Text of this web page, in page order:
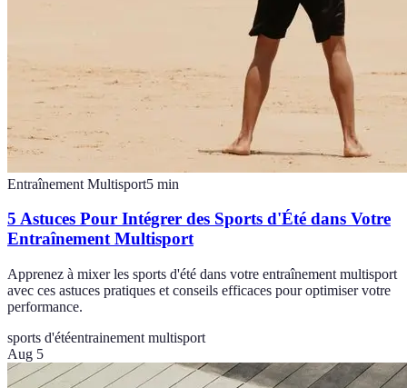
Entraînement Multisport5 min
5 Astuces Pour Intégrer des Sports d'Été dans Votre
Entraînement Multisport
Apprenez à mixer les sports d'été dans votre entraînement multisport
avec ces astuces pratiques et conseils efficaces pour optimiser votre
performance.
sports d'étéentrainement multisport
Aug 5